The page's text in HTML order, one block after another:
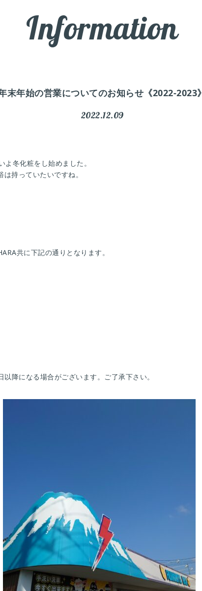
Information
末年始の営業についてのお知らせ《2022-2023》
2022.12.09
冬化粧をし始めました。
持っていたいですね。
共に下記の通りとなります。
降になる場合がございます。ご了承下さい。